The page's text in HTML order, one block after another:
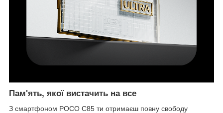
Пам'ять, якої вистачить на все
З смартфоном POCO C85 ти отримаєш повну свободу